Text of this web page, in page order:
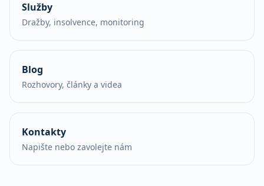
Služby
Dražby, insolvence, monitoring
Blog
Rozhovory, články a videa
Kontakty
Napište nebo zavolejte nám